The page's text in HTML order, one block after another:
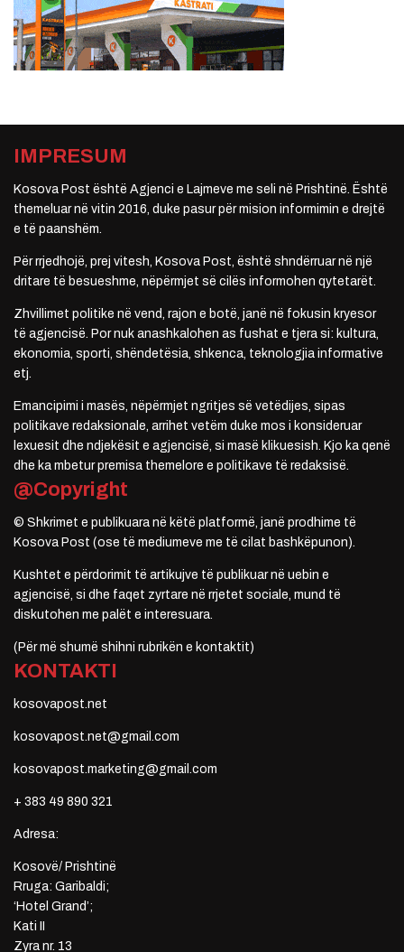
IMPRESUM
Kosova Post është Agjenci e Lajmeve me seli në Prishtinë. Është
themeluar në vitin 2016, duke pasur për mision informimin e drejtë
e të paanshëm.
Për rrjedhojë, prej vitesh, Kosova Post, është shndërruar në një
dritare të besueshme, nëpërmjet së cilës informohen qytetarët.
Zhvillimet politike në vend, rajon e botë, janë në fokusin kryesor
të agjencisë. Por nuk anashkalohen as fushat e tjera si: kultura,
ekonomia, sporti, shëndetësia, shkenca, teknologjia informative
etj.
Emancipimi i masës, nëpërmjet ngritjes së vetëdijes, sipas
politikave redaksionale, arrihet vetëm duke mos i konsideruar
lexuesit dhe ndjekësit e agjencisë, si masë klikuesish. Kjo ka qenë
dhe ka mbetur premisa themelore e politikave të redaksisë.
@Copyright
© Shkrimet e publikuara në këtë platformë, janë prodhime të
Kosova Post (ose të mediumeve me të cilat bashkëpunon).
Kushtet e përdorimit të artikujve të publikuar në uebin e
agjencisë, si dhe faqet zyrtare në rrjetet sociale, mund të
diskutohen me palët e interesuara.
(Për më shumë shihni rubrikën e kontaktit)
KONTAKTI
kosovapost.net
kosovapost.net@gmail.com
kosovapost.marketing@gmail.com
+ 383 49 890 321
Adresa:
Kosovë/ Prishtinë
Rruga: Garibaldi;
‘Hotel Grand’;
Kati II
Zyra nr. 13